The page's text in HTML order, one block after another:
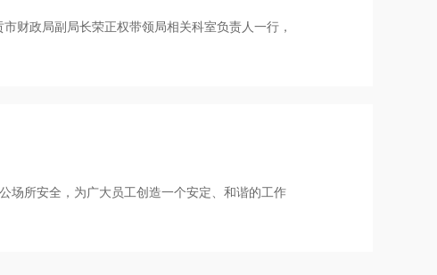
财政局副局长荣正权带领局相关科室负责人一行，
场所安全，为广大员工创造一个安定、和谐的工作